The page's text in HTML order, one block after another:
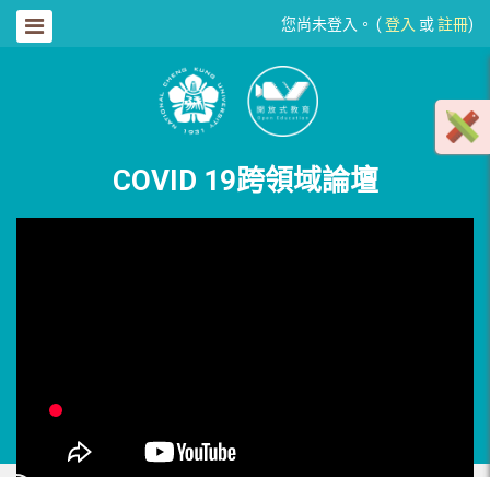
您尚未登入。 ( 登入 或註冊)
COVID 19跨領域論壇